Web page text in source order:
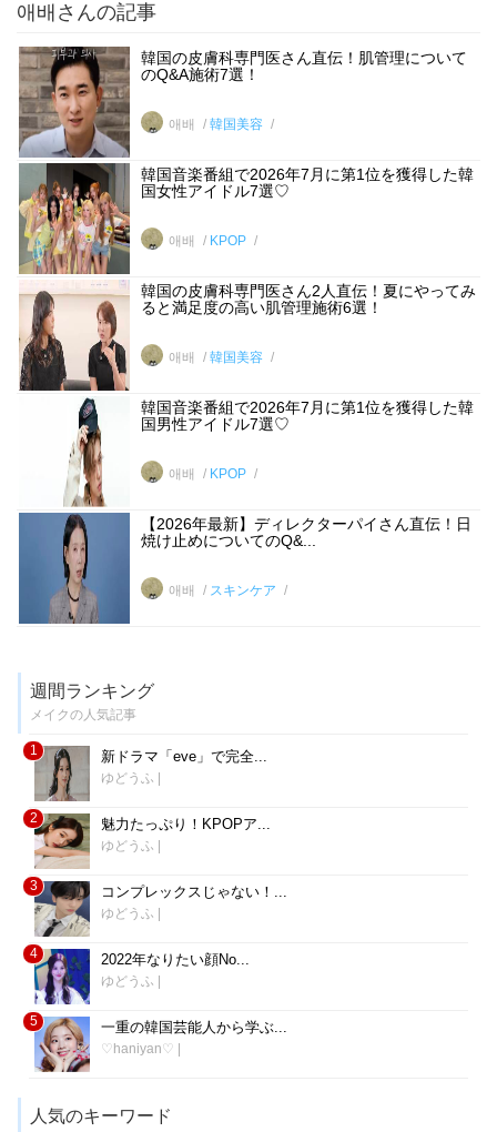
애배さんの記事
韓国の皮膚科専門医さん直伝！肌管理について
のQ&A施術7選！
애배 韓国美容
韓国音楽番組で2026年7月に第1位を獲得した韓
国女性アイドル7選♡
애배 KPOP
韓国の皮膚科専門医さん2人直伝！夏にやってみ
ると満足度の高い肌管理施術6選！
애배 韓国美容
韓国音楽番組で2026年7月に第1位を獲得した韓
国男性アイドル7選♡
애배 KPOP
【2026年最新】ディレクターパイさん直伝！日
焼け止めについてのQ&...
애배 スキンケア
週間ランキング
メイクの人気記事
1 新ドラマ「eve」で完全...
ゆどうふ
2 魅力たっぷり！KPOPア...
ゆどうふ
3 コンプレックスじゃない！...
ゆどうふ
4 2022年なりたい顔No...
ゆどうふ
5 一重の韓国芸能人から学ぶ...
♡haniyan♡
人気のキーワード